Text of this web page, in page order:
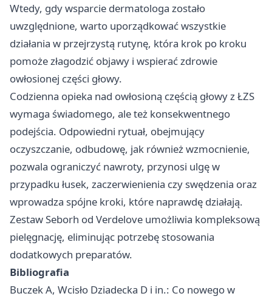
Wtedy, gdy wsparcie dermatologa zostało
uwzględnione, warto uporządkować wszystkie
działania w przejrzystą rutynę, która krok po kroku
pomoże złagodzić objawy i wspierać zdrowie
owłosionej części głowy.
Codzienna opieka nad owłosioną częścią głowy z ŁZS
wymaga świadomego, ale też konsekwentnego
podejścia. Odpowiedni rytuał, obejmujący
oczyszczanie, odbudowę, jak również wzmocnienie,
pozwala ograniczyć nawroty, przynosi ulgę w
przypadku łusek, zaczerwienienia czy swędzenia oraz
wprowadza spójne kroki, które naprawdę działają.
Zestaw Seborh od Verdelove umożliwia kompleksową
pielęgnację, eliminując potrzebę stosowania
dodatkowych preparatów.
Bibliografia
Buczek A, Wcisło Dziadecka D i in.: Co nowego w